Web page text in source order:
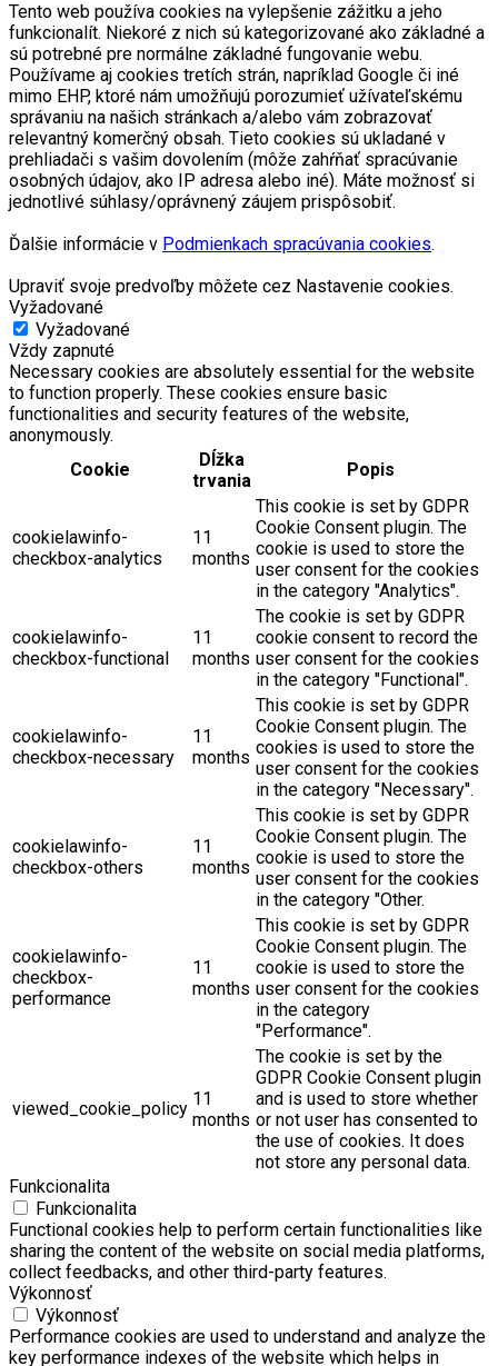
Tento web používa cookies na vylepšenie zážitku a jeho
funkcionalít. Niekoré z nich sú kategorizované ako základné a
sú potrebné pre normálne základné fungovanie webu.
Používame aj cookies tretích strán, napríklad Google či iné
mimo EHP, ktoré nám umožňujú porozumieť užívateľskému
správaniu na našich stránkach a/alebo vám zobrazovať
relevantný komerčný obsah. Tieto cookies sú ukladané v
prehliadači s vašim dovolením (môže zahŕňať spracúvanie
osobných údajov, ako IP adresa alebo iné). Máte možnosť si
jednotlivé súhlasy/oprávnený záujem prispôsobiť.
Ďalšie informácie v Podmienkach spracúvania cookies.
Upraviť svoje predvoľby môžete cez Nastavenie cookies.
Vyžadované
Vyžadované
Vždy zapnuté
Necessary cookies are absolutely essential for the website
to function properly. These cookies ensure basic
functionalities and security features of the website,
anonymously.
Cookie
Dĺžka
trvania
Popis
cookielawinfo-
checkbox-analytics
11
months
This cookie is set by GDPR
Cookie Consent plugin. The
cookie is used to store the
user consent for the cookies
in the category "Analytics".
cookielawinfo-
checkbox-functional
11
months
The cookie is set by GDPR
cookie consent to record the
user consent for the cookies
in the category "Functional".
cookielawinfo-
checkbox-necessary
11
months
This cookie is set by GDPR
Cookie Consent plugin. The
cookies is used to store the
user consent for the cookies
in the category "Necessary".
cookielawinfo-
checkbox-others
11
months
This cookie is set by GDPR
Cookie Consent plugin. The
cookie is used to store the
user consent for the cookies
in the category "Other.
cookielawinfo-
checkbox-
performance
11
months
This cookie is set by GDPR
Cookie Consent plugin. The
cookie is used to store the
user consent for the cookies
in the category
"Performance".
viewed_cookie_policy 11
months
The cookie is set by the
GDPR Cookie Consent plugin
and is used to store whether
or not user has consented to
the use of cookies. It does
not store any personal data.
Funkcionalita
Funkcionalita
Functional cookies help to perform certain functionalities like
sharing the content of the website on social media platforms,
collect feedbacks, and other third-party features.
Výkonnosť
Výkonnosť
Performance cookies are used to understand and analyze the
key performance indexes of the website which helps in